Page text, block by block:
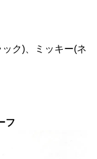
ク)、ミッキー(ネ
フ